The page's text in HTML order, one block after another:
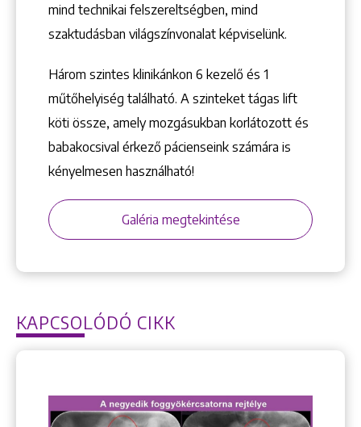
mind technikai felszereltségben, mind
szaktudásban világszínvonalat képviselünk.
Három szintes klinikánkon 6 kezelő ­és 1
műtőhelyiség található. A szinteket tágas lift
köti össze, amely mozgásukban korlátozott és
babakocsival érkező pácienseink számára is
kényelmesen használható!
Galéria megtekintése
KAPCSOLÓDÓ CIKK